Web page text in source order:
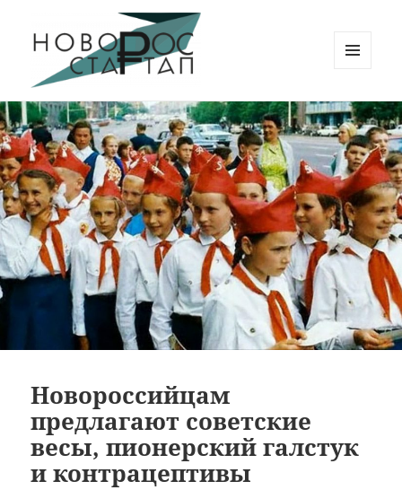
Новорос Стартап
ВИДЖЕТЫ
Новороссийцам
предлагают советские
весы, пионерский галстук
и контрацептивы